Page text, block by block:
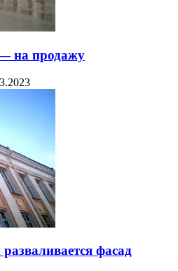
на продажу
фасад